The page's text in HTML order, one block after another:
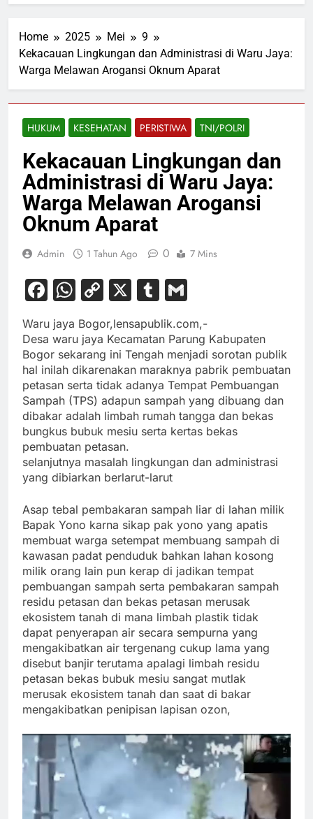
Home 2025 Mei
9
Kekacauan Lingkungan dan Administrasi di Waru Jaya:
Warga Melawan Arogansi Oknum Aparat
HUKUM KESEHATAN PERISTIWA TNI/POLRI
Kekacauan Lingkungan dan
Administrasi di Waru Jaya:
Warga Melawan Arogansi
Oknum Aparat
Admin 1 Tahun Ago 0 7 Mins
Facebook
WhatsApp
Copy
Link
X Tumblr
Waru jaya Bogor,lensapublik.com,-
Desa waru jaya Kecamatan Parung Kabupaten
Bogor sekarang ini Tengah menjadi sorotan publik
hal inilah dikarenakan maraknya pabrik pembuatan
petasan serta tidak adanya Tempat Pembuangan
Sampah (TPS) adapun sampah yang dibuang dan
dibakar adalah limbah rumah tangga dan bekas
bungkus bubuk mesiu serta kertas bekas
pembuatan petasan.
selanjutnya masalah lingkungan dan administrasi
yang dibiarkan berlarut-larut
Asap tebal pembakaran sampah liar di lahan milik
Bapak Yono karna sikap pak yono yang apatis
membuat warga setempat membuang sampah di
kawasan padat penduduk bahkan lahan kosong
milik orang lain pun kerap di jadikan tempat
pembuangan sampah serta pembakaran sampah
residu petasan dan bekas petasan merusak
ekosistem tanah di mana limbah plastik tidak
dapat penyerapan air secara sempurna yang
mengakibatkan air tergenang cukup lama yang
disebut banjir terutama apalagi limbah residu
petasan bekas bubuk mesiu sangat mutlak
merusak ekosistem tanah dan saat di bakar
mengakibatkan penipisan lapisan ozon,